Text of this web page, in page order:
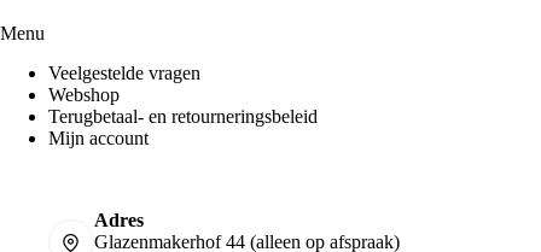
Menu
Veelgestelde vragen
Webshop
Terugbetaal- en retourneringsbeleid
Mijn account
Adres
Glazenmakerhof 44 (alleen op afspraak)